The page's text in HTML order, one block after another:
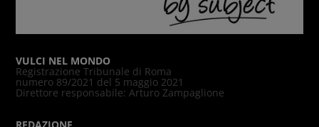
VULCI NEL MONDO
Registrazione Tribunale di Roma
numero 89/2021 del 5 maggio 2021
Direttore responsabile: Arturo Zampaglione